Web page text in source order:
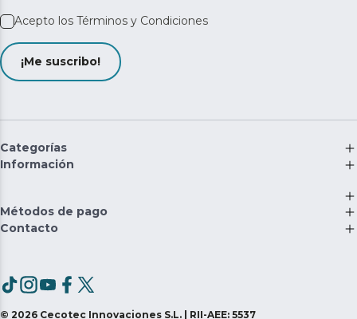
Acepto los Términos y Condiciones
¡Me suscribo!
Categorías
Información
Métodos de pago
Contacto
© 2026 Cecotec Innovaciones S.L. | RII-AEE: 5537